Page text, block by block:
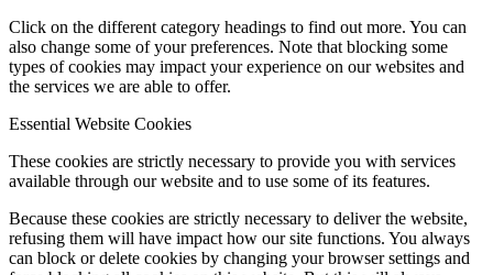
Click on the different category headings to find out more. You can
also change some of your preferences. Note that blocking some
types of cookies may impact your experience on our websites and
the services we are able to offer.
Essential Website Cookies
These cookies are strictly necessary to provide you with services
available through our website and to use some of its features.
Because these cookies are strictly necessary to deliver the website,
refusing them will have impact how our site functions. You always
can block or delete cookies by changing your browser settings and